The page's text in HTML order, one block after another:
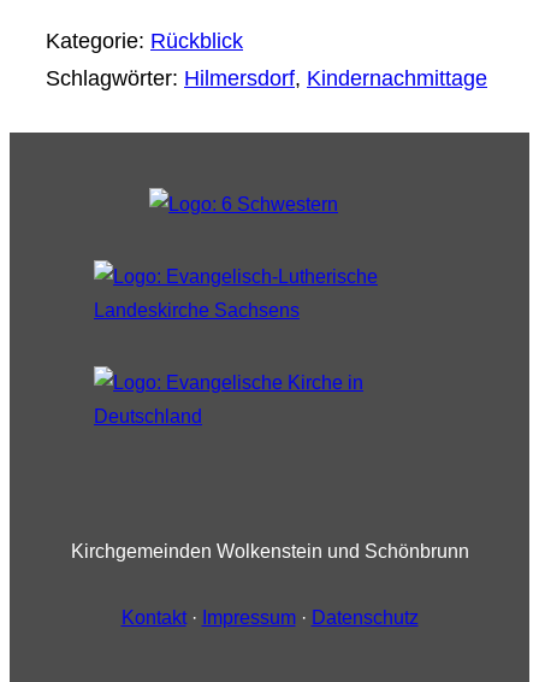
Kategorie: Rückblick
Schlagwörter: Hilmersdorf, Kindernachmittage
Kirchgemeinden Wolkenstein und Schönbrunn
Kontakt· Impressum· Datenschutz